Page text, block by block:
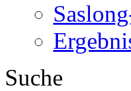
Suche